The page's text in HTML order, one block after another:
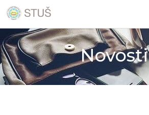
Novosti